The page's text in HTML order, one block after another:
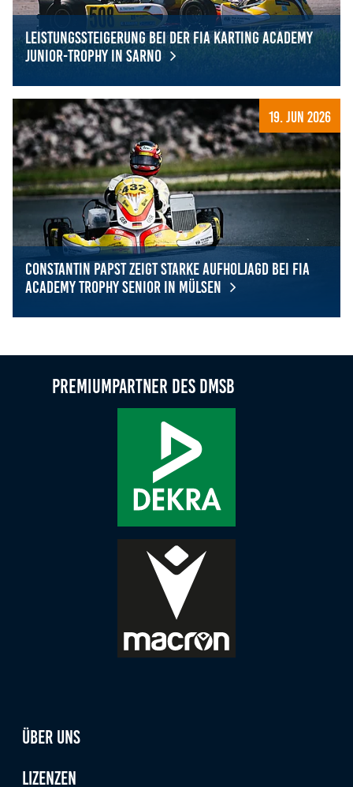
Leistungssteigerung bei der FIA Karting Academy
Junior-Trophy in Sarno
Leistungssteigerung bei der FIA Karting Academy Junior-
19. Jun 2026
Constantin Papst zeigt starke Aufholjagd bei FIA
Academy Trophy Senior in Mülsen
Premiumpartner des DMSB
Über uns
Lizenzen